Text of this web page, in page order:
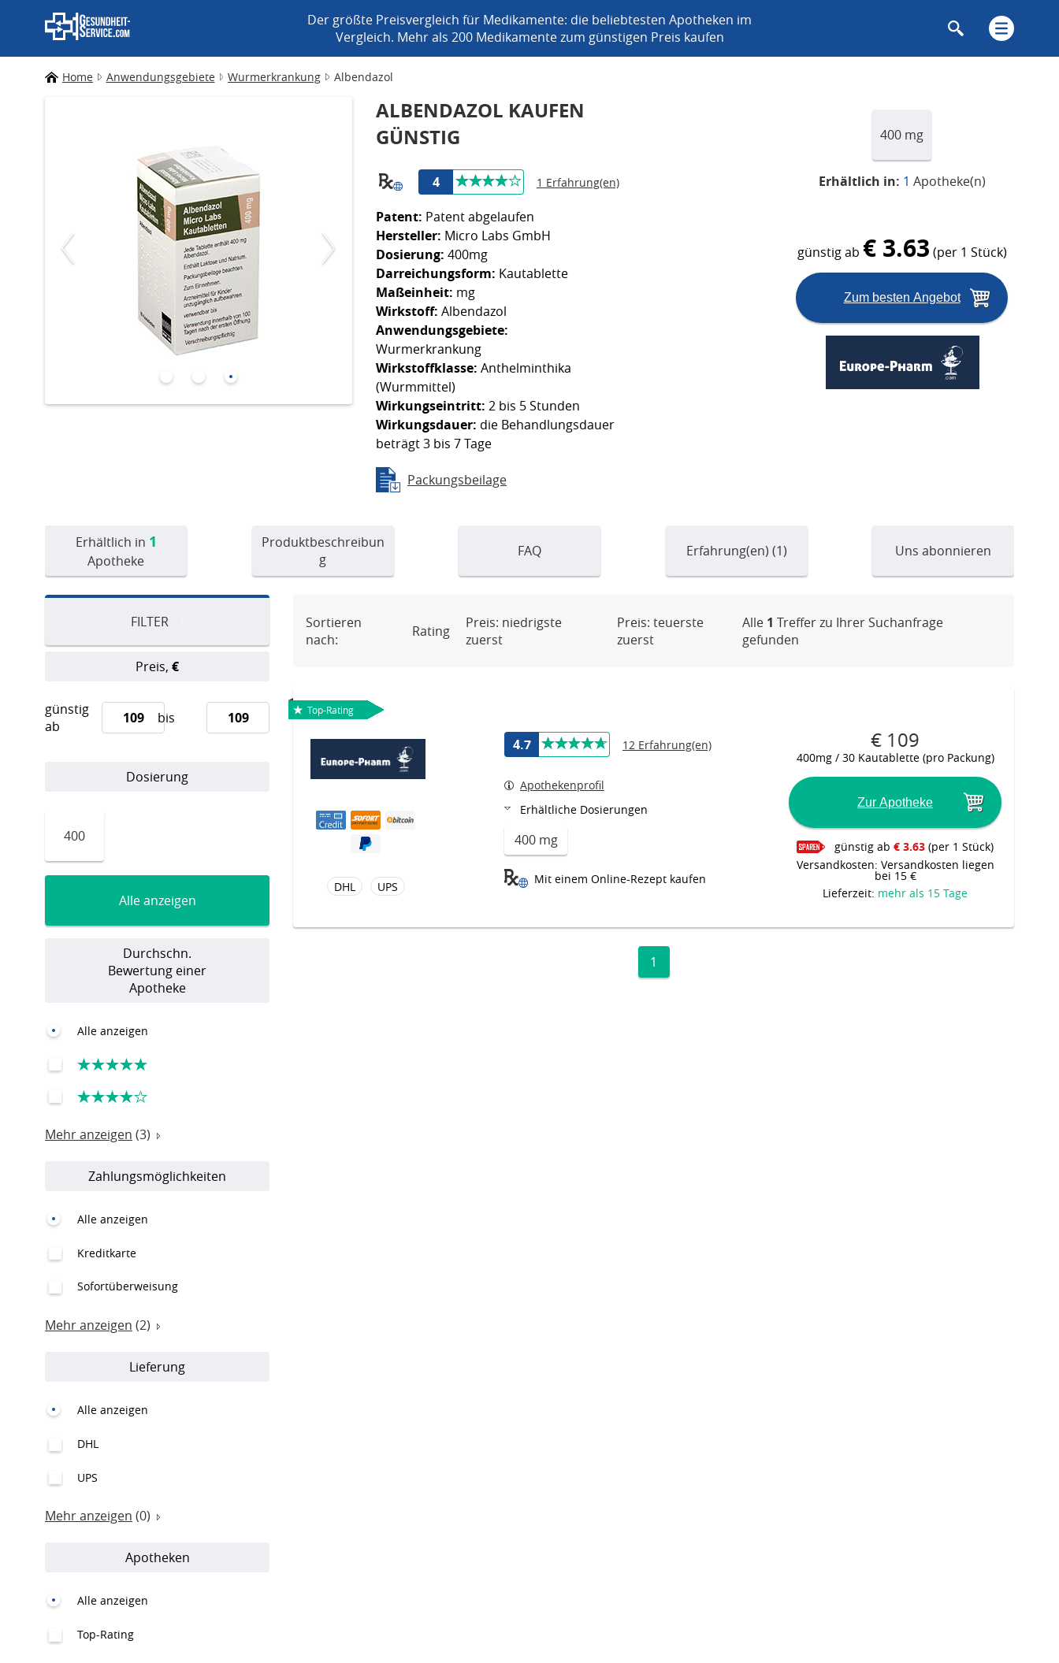
Der größte Preisvergleich für Medikamente: die beliebtesten Apotheken im
Vergleich. Mehr als 200 Medikamente zum günstigen Preis kaufen
Home Anwendungsgebiete Wurmerkrankung Albendazol
ALBENDAZOL KAUFEN
GÜNSTIG
4 1 Erfahrung(en)
Patent: Patent abgelaufen
Hersteller: Micro Labs GmbH
Dosierung: 400mg
Darreichungsform: Kautablette
Maßeinheit: mg
Wirkstoff: Albendazol
Anwendungsgebiete:
Wurmerkrankung
Wirkstoffklasse: Anthelminthika
(Wurmmittel)
Wirkungseintritt: 2 bis 5 Stunden
Wirkungsdauer: die Behandlungsdauer
beträgt 3 bis 7 Tage
Packungsbeilage
400 mg
Erhältlich in: 1 Apotheke(n)
günstig ab € 3.63 (per 1 Stück)
Zum besten Angebot
Erhältlich in 1
Apotheke
Produktbeschreibun
g
FAQ Erfahrung(en) (1) Uns abonnieren
FILTER
Preis, €
günstig
ab
bis
Dosierung
400
Alle anzeigen
Durchschn.
Bewertung einer
Apotheke
Alle anzeigen
Mehr anzeigen (3)
Zahlungsmöglichkeiten
Alle anzeigen
Kreditkarte
Sofortüberweisung
Mehr anzeigen (2)
Lieferung
Alle anzeigen
DHL
UPS
Mehr anzeigen (0)
Apotheken
Alle anzeigen
Top-Rating
Sortieren
nach:
Rating
Preis: niedrigste
zuerst
Preis: teuerste
zuerst
Alle 1 Treffer zu Ihrer Suchanfrage
gefunden
Top-Rating
DHL UPS
4.7 12 Erfahrung(en)
Apothekenprofil
Erhältliche Dosierungen
400 mg
Mit einem Online-Rezept kaufen
€ 109
400mg / 30 Kautablette (pro Packung)
Zur Apotheke
günstig ab € 3.63 (per 1 Stück)
Versandkosten: Versandkosten liegen
bei 15 €
Lieferzeit: mehr als 15 Tage
1